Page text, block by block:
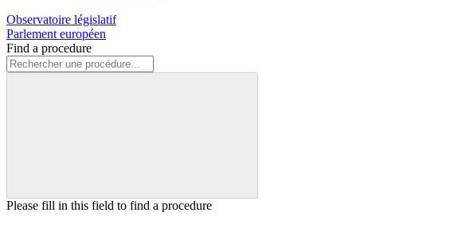
Observatoire législatif
Parlement européen
Find a procedure
Please fill in this field to find a procedure